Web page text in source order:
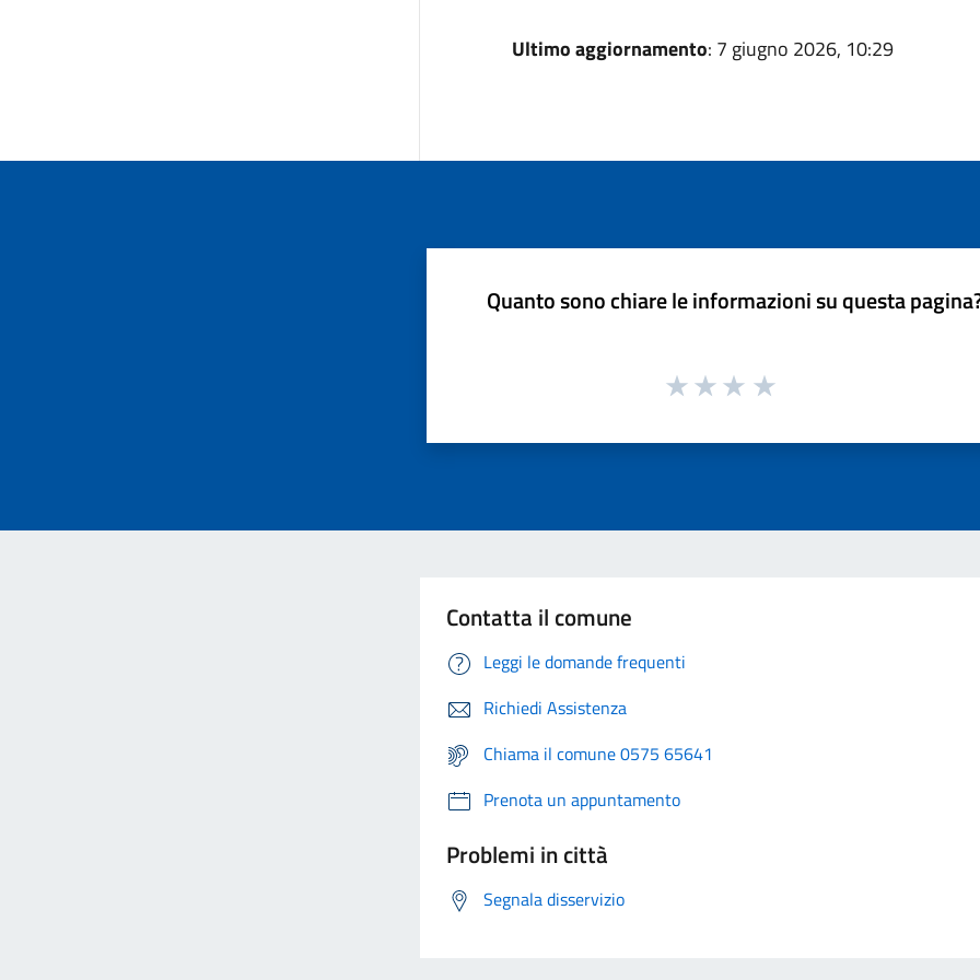
Ultimo aggiornamento: 7 giugno 2026, 10:29
Quanto sono chiare le informazioni su questa
Contatta il comune
Leggi le domande frequenti
Richiedi Assistenza
Chiama il comune 0575 65641
Prenota un appuntamento
Problemi in città
Segnala disservizio